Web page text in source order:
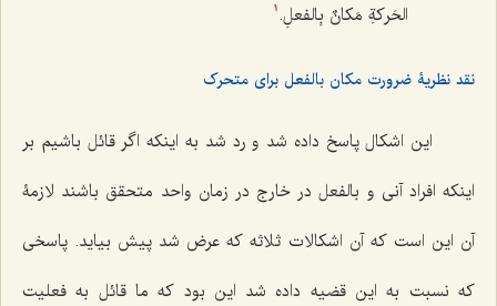
الحَرکةِ مَکانٌ بِالفعلِ. 1
نقد نظریۀ ضرورت مکان بالفعل برای متحرک
این اشکال پاسخ داده شد و رد شد به اینکه اگر قائل باشیم بر
اینکه افراد آنی و بالفعل در خارج در زمان واحد متحقق باشند لازمۀ
آن این است که آن اشکالات ثلاثه که عرض شد پیش بیاید. پاسخی
که نسبت به این قضیه داده شد این بود که ما قائل به فعلیت